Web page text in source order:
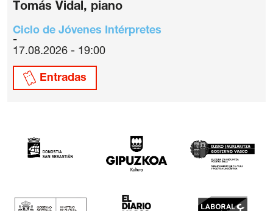
Tomás Vidal, piano
Ciclo de Jóvenes Intérpretes
17.08.2026 - 19:00
Entradas